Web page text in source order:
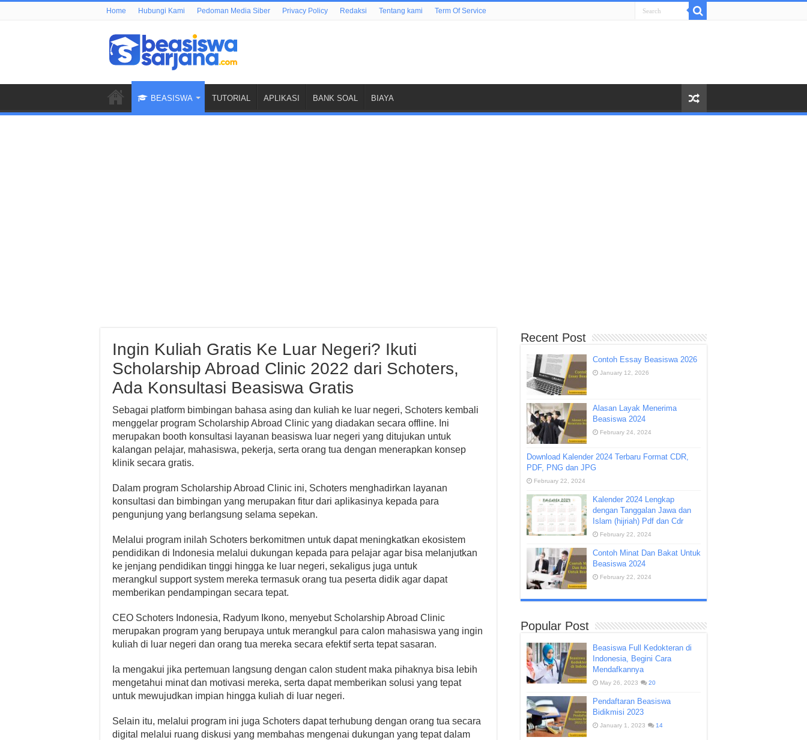
Home Hubungi Kami Pedoman Media Siber Privacy Policy Redaksi Tentang kami Term Of Service
BEASISWA TUTORIAL APLIKASI BANK SOAL BIAYA
Ingin Kuliah Gratis Ke Luar Negeri? Ikuti
Scholarship Abroad Clinic 2022 dari Schoters,
Ada Konsultasi Beasiswa Gratis
Sebagai platform bimbingan bahasa asing dan kuliah ke luar negeri, Schoters kembali
menggelar program Scholarship Abroad Clinic yang diadakan secara offline. Ini
merupakan booth konsultasi layanan beasiswa luar negeri yang ditujukan untuk
kalangan pelajar, mahasiswa, pekerja, serta orang tua dengan menerapkan konsep
klinik secara gratis.
Dalam program Scholarship Abroad Clinic ini, Schoters menghadirkan layanan
konsultasi dan bimbingan yang merupakan fitur dari aplikasinya kepada para
pengunjung yang berlangsung selama sepekan.
Melalui program inilah Schoters berkomitmen untuk dapat meningkatkan ekosistem
pendidikan di Indonesia melalui dukungan kepada para pelajar agar bisa melanjutkan
ke jenjang pendidikan tinggi hingga ke luar negeri, sekaligus juga untuk
merangkul support system mereka termasuk orang tua peserta didik agar dapat
memberikan pendampingan secara tepat.
CEO Schoters Indonesia, Radyum Ikono, menyebut Scholarship Abroad Clinic
merupakan program yang berupaya untuk merangkul para calon mahasiswa yang ingin
kuliah di luar negeri dan orang tua mereka secara efektif serta tepat sasaran.
Ia mengakui jika pertemuan langsung dengan calon student maka pihaknya bisa lebih
mengetahui minat dan motivasi mereka, serta dapat memberikan solusi yang tepat
untuk mewujudkan impian hingga kuliah di luar negeri.
Selain itu, melalui program ini juga Schoters dapat terhubung dengan orang tua secara
digital melalui ruang diskusi yang membahas mengenai dukungan yang tepat dalam
Recent Post
Contoh Essay Beasiswa 2026
January 12, 2026
Alasan Layak Menerima
Beasiswa 2024
February 24, 2024
Download Kalender 2024 Terbaru Format CDR,
PDF, PNG dan JPG
February 22, 2024
Kalender 2024 Lengkap
dengan Tanggalan Jawa dan
Islam (hijriah) Pdf dan Cdr
February 22, 2024
Contoh Minat Dan Bakat Untuk
Beasiswa 2024
February 22, 2024
Popular Post
Beasiswa Full Kedokteran di
Indonesia, Begini Cara
Mendafkannya
May 26, 2023 20
Pendaftaran Beasiswa
Bidikmisi 2023
January 1, 2023 14